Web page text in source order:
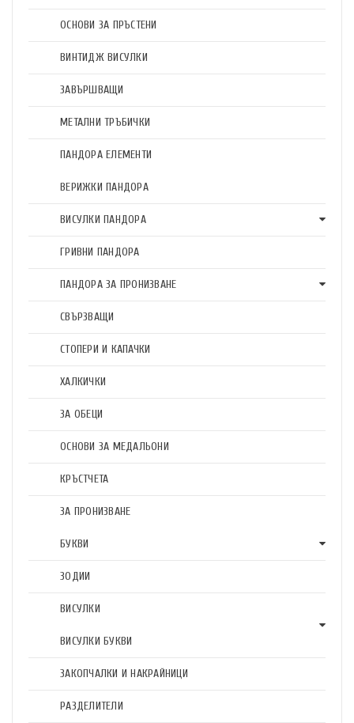
ОСНОВИ ЗА ПРЪСТЕНИ
ВИНТИДЖ ВИСУЛКИ
ЗАВЪРШВАЩИ
МЕТАЛНИ ТРЪБИЧКИ
ПАНДОРА ЕЛЕМЕНТИ
ВЕРИЖКИ ПАНДОРА
ВИСУЛКИ ПАНДОРА
ГРИВНИ ПАНДОРА
ПАНДОРА ЗА ПРОНИЗВАНЕ
СВЪРЗВАЩИ
СТОПЕРИ И КАПАЧКИ
ХАЛКИЧКИ
ЗА ОБЕЦИ
ОСНОВИ ЗА МЕДАЛЬОНИ
КРЪСТЧЕТА
ЗА ПРОНИЗВАНЕ
БУКВИ
ЗОДИИ
ВИСУЛКИ
ВИСУЛКИ БУКВИ
ЗАКОПЧАЛКИ И НАКРАЙНИЦИ
РАЗДЕЛИТЕЛИ